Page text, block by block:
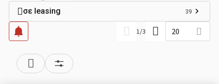
σε leasing 39
1/3 20